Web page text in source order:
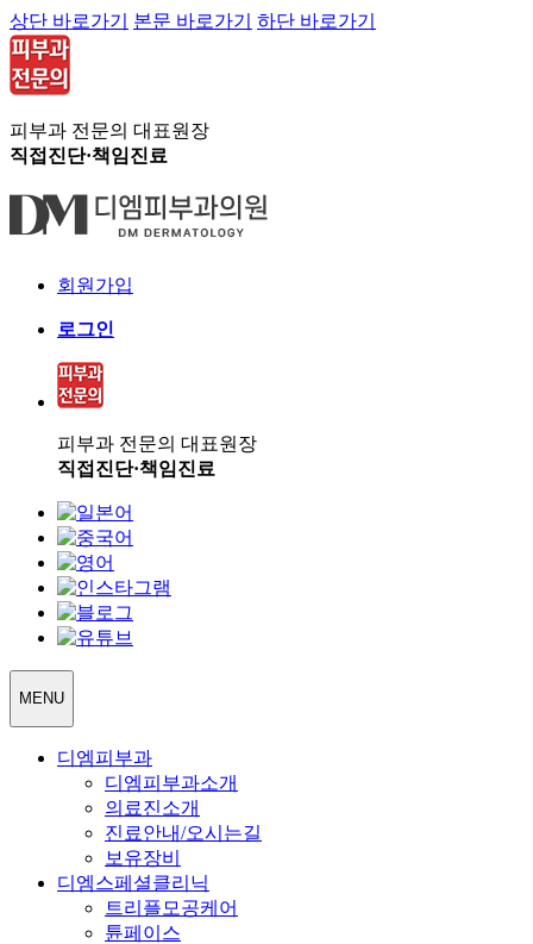
상단 바로가기 본문 바로가기 하단 바로가기
피부과 전문의 대표원장
직접진단·책임진료
회원가입
로그인
피부과 전문의 대표원장
직접진단·책임진료
MENU
디엠피부과
디엠피부과소개
의료진소개
진료안내/오시는길
보유장비
디엠스페셜클리닉
트리플모공케어
튠페이스